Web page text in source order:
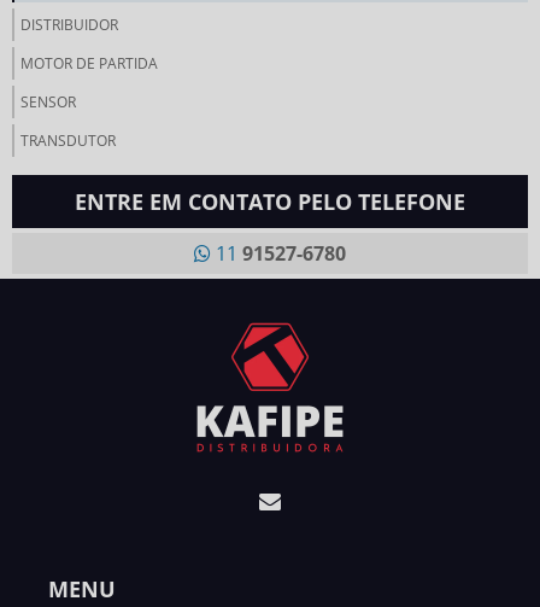
DISTRIBUIDOR
MOTOR DE PARTIDA
SENSOR
TRANSDUTOR
ENTRE EM CONTATO PELO TELEFONE
11 91527-6780
MENU